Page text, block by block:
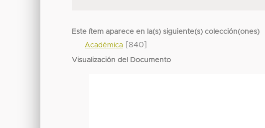
Este ítem aparece en la(s) siguiente(s) colección(ones)
Académica [840]
Visualización del Documento